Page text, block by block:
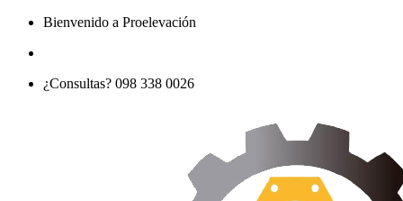
Bienvenido a Proelevación
¿Consultas? 098 338 0026